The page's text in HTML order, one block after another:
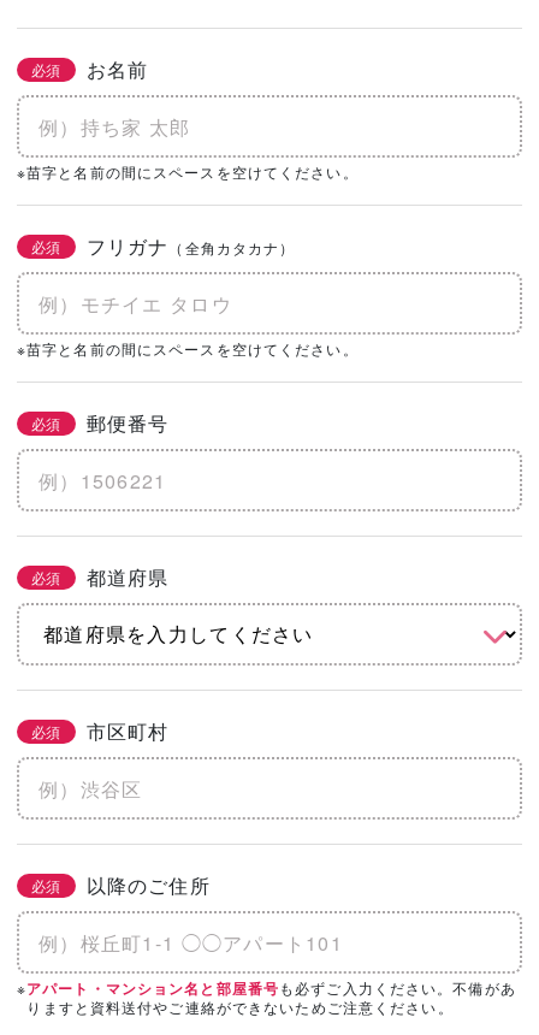
必須 お名前
※苗字と名前の間にスペースを空けてください。
必須 フリガナ （全角カタカナ）
※苗字と名前の間にスペースを空けてください。
必須 郵便番号
必須 都道府県
必須 市区町村
必須 以降のご住所
※アパート・マンション名と部屋番号も必ずご入力ください。不備があ
りますと資料送付やご連絡ができないためご注意ください。